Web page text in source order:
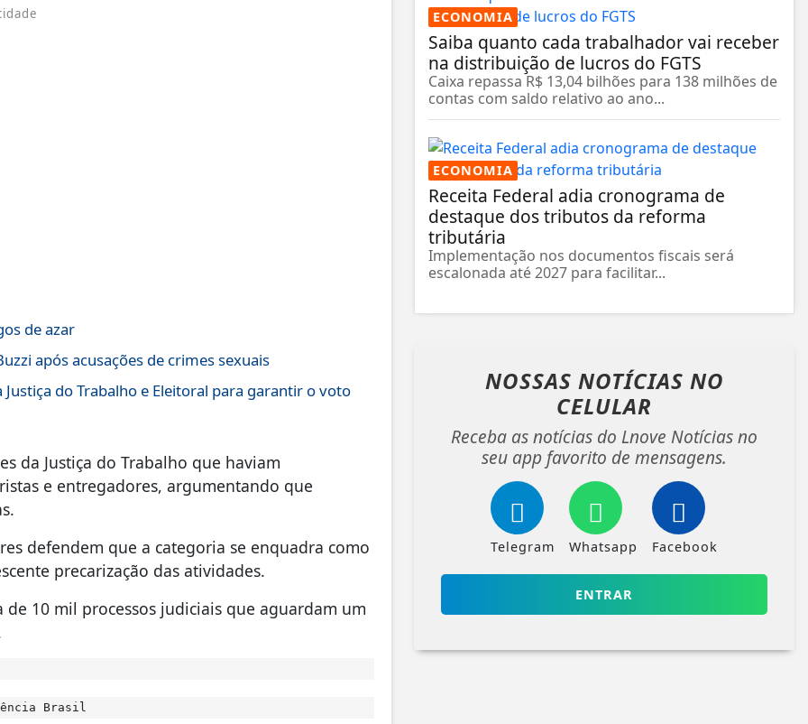
de azar
após acusações de crimes sexuais
do Trabalho e Eleitoral para garantir o voto
da Justiça do Trabalho que haviam
e entregadores, argumentando que
defendem que a categoria se enquadra como
precarização das atividades.
de 10 mil processos judiciais que aguardam um
Brasil
ECONOMIA
Saiba quanto cada trabalhador vai receber
na distribuição de lucros do FGTS
Caixa repassa R$ 13,04 bilhões para 138 milhões de
contas com saldo relativo ao ano...
ECONOMIA
Receita Federal adia cronograma de
destaque dos tributos da reforma
tributária
Implementação nos documentos fiscais será
escalonada até 2027 para facilitar...
NOSSAS NOTÍCIAS NO
CELULAR
Receba as notícias do Lnove Notícias no
seu app favorito de mensagens.
Telegram Whatsapp Facebook
ENTRAR